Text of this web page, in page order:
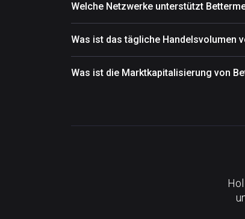
Welche Netzwerke unterstützt
Was ist das tägliche Handelsvolumen
Was ist die Marktkapitalisierung von